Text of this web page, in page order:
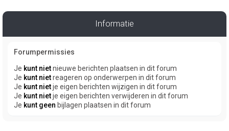
Informatie
Forumpermissies
Je kunt nietnieuwe berichten plaatsen in dit forum
Je kunt nietreageren op onderwerpen in dit forum
Je kunt nietje eigen berichten wijzigen in dit forum
Je kunt nietje eigen berichten verwijderen in dit forum
Je kunt geen bijlagen plaatsen in dit forum